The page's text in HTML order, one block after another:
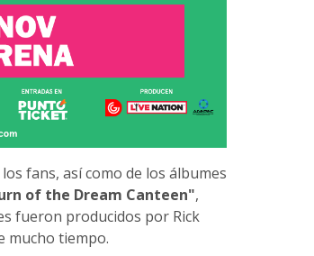
fans, así como de los álbumes
of the Dream Canteen",
fueron producidos por Rick
mucho tiempo.